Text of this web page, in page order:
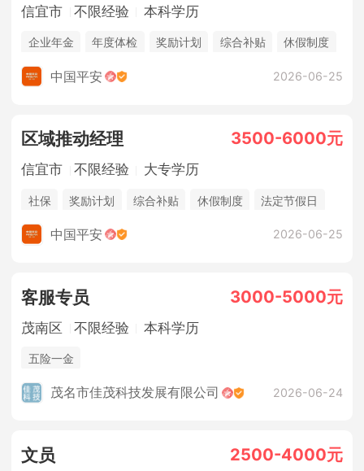
信宜市 不限经验 本科学历
企业年金 年度体检 奖励计划 综合补贴
休假制度
法定节假日
中国平安 2026-06-25
区域推动经理 3500-6000元
信宜市 不限经验 大专学历
社保 奖励计划 综合补贴 休假制度
法定节假日
年终奖金
中国平安 2026-06-25
客服专员 3000-5000元
茂南区 不限经验 本科学历
五险一金
茂名市佳茂科技发展有限公司 2026-06-24
文员 2500-4000元